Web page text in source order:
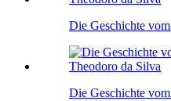
Die Geschichte
Die Geschichte